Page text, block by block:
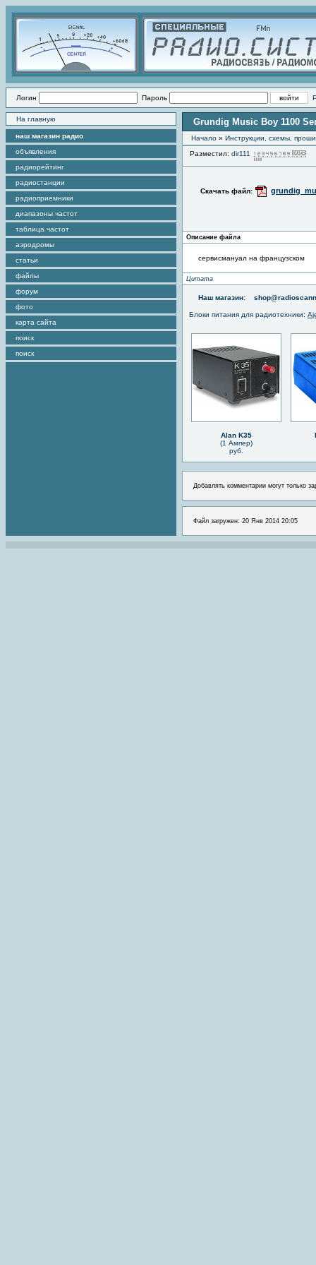
Логин Пароль
На главную
наш магазин радио
объявления
радиорейтинг
радиостанции
радиоприемники
диапазоны частот
таблица частот
аэродромы
статьи
файлы
форум
фото
карта сайта
поиск
поиск
Grundig Music Boy 1100
Начало » Инструкции, схемы,
Разместил: dir111
Скачать файл:
Описание файла
сервисмануал на французском
Цитата
Наш магазин:
Блоки питания для радиотехники:
Alan K35
(1 Ампер)
руб.
Добавлять комментарии могут только
Файл загружен: 20 Янв 2014 20:05